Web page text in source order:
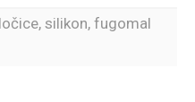
silikon, fugomal